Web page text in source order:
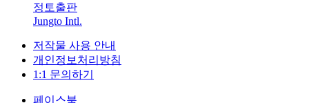
정토출판
Jungto Intl.
저작물 사용 안내
개인정보처리방침
1:1 문의하기
페이스북